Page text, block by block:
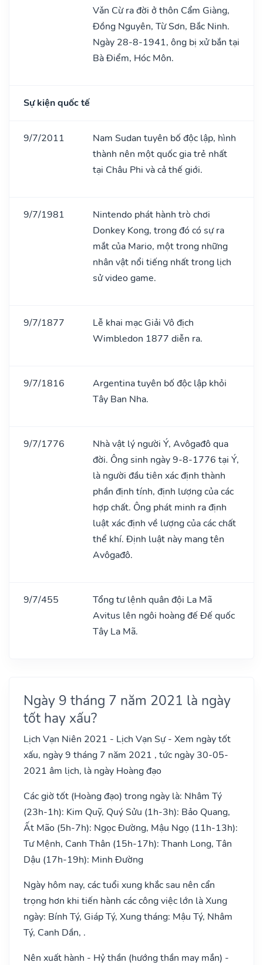
Vǎn Cừ ra đời ở thôn Cẩm Giàng,
Đồng Nguyên, Từ Sơn, Bắc Ninh.
Ngày 28-8-1941, ông bị xử bắn tại
Bà Điểm, Hóc Môn.
Sự kiện quốc tế
9/7/2011
Nam Sudan tuyên bố độc lập, hình
thành nên một quốc gia trẻ nhất
tại Châu Phi và cả thế giới.
9/7/1981
Nintendo phát hành trò chơi
Donkey Kong, trong đó có sự ra
mắt của Mario, một trong những
nhân vật nổi tiếng nhất trong lịch
sử video game.
9/7/1877
Lễ khai mạc Giải Vô địch
Wimbledon 1877 diễn ra.
9/7/1816
Argentina tuyên bố độc lập khỏi
Tây Ban Nha.
9/7/1776
Nhà vật lý người Ý, Avôgađô qua
đời. Ông sinh ngày 9-8-1776 tại Ý,
là người đầu tiên xác định thành
phần định tính, định lượng của các
hợp chất. Ông phát minh ra định
luật xác định về lượng của các chất
thể khí. Định luật này mang tên
Avôgađô.
9/7/455
Tổng tư lệnh quân đội La Mã
Avitus lên ngôi hoàng đế Đế quốc
Tây La Mã.
Ngày 9 tháng 7 năm 2021 là ngày
tốt hay xấu?
Lịch Vạn Niên 2021 - Lịch Vạn Sự - Xem ngày tốt
xấu, ngày 9 tháng 7 năm 2021 , tức ngày 30-05-
2021 âm lịch, là ngày Hoàng đạo
Các giờ tốt (Hoàng đạo) trong ngày là: Nhâm Tý
(23h-1h): Kim Quỹ, Quý Sửu (1h-3h): Bảo Quang,
Ất Mão (5h-7h): Ngọc Đường, Mậu Ngọ (11h-13h):
Tư Mệnh, Canh Thân (15h-17h): Thanh Long, Tân
Dậu (17h-19h): Minh Đường
Ngày hôm nay, các tuổi xung khắc sau nên cẩn
trọng hơn khi tiến hành các công việc lớn là Xung
ngày: Bính Tý, Giáp Tý, Xung tháng: Mậu Tý, Nhâm
Tý, Canh Dần, .
Nên xuất hành - Hỷ thần (hướng thần may mắn) -